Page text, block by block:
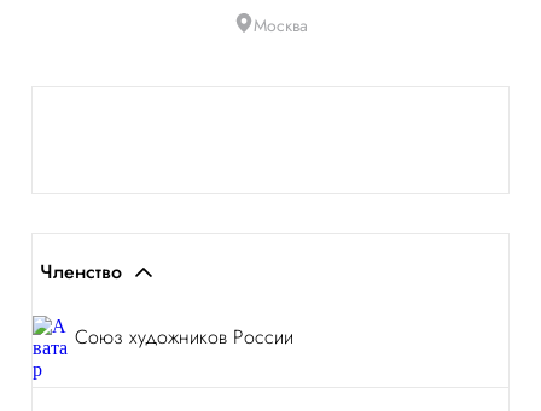
Москва
Членство
Союз художников России